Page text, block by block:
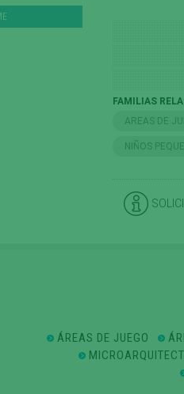
FAMILIAS
AREAS DE
NIÑOS
ÁREAS DE JUEGO